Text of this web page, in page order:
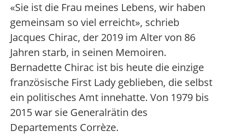
«Sie ist die Frau meines Lebens, wir haben
gemeinsam so viel erreicht», schrieb
Jacques Chirac, der 2019 im Alter von 86
Jahren starb, in seinen Memoiren.
Bernadette Chirac ist bis heute die einzige
französische First Lady geblieben, die selbst
ein politisches Amt innehatte. Von 1979 bis
2015 war sie Generalrätin des
Departements Corrèze.